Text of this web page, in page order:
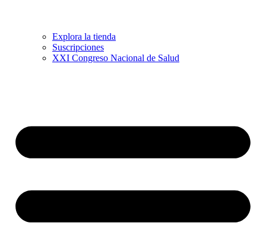
Explora la tienda
Suscripciones
XXI Congreso Nacional de Salud